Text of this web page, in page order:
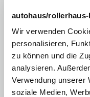
autohaus/
Wir verwenden
personalisieren,
zu können und die
analysieren.
Verwendung unserer
soziale Medien,
Fürstenwalde
15517 Fürstenwalde
Mo. - Fr.:
Samstag: